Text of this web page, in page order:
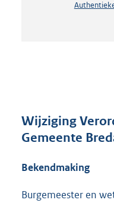
Wijziging
Gemeente
Bekendmaking
Burgemeester en